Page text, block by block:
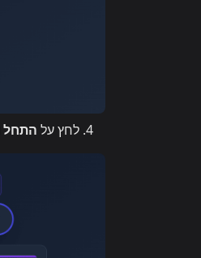
לחץ על התחל